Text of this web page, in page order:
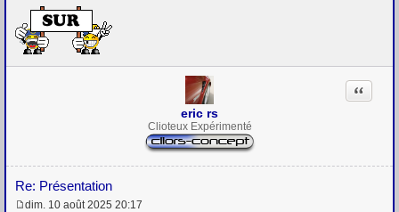
e
s
s
a
eric rs
Clioteux Expérimenté
Re: Présentation
Citation
dim. 10 août 2025 20:17